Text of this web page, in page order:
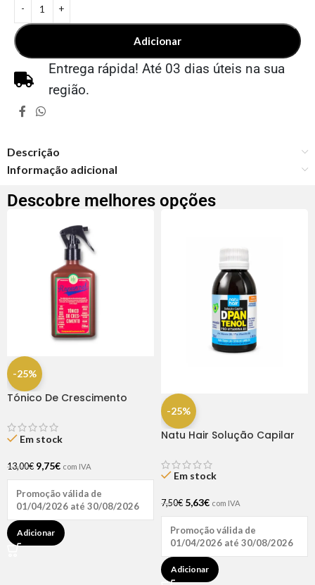
Adicionar
Entrega rápida! Até 03 dias úteis na sua
região.
Descrição
Informação adicional
Descobre melhores opções
-25%
Tónico De Crescimento
Em stock
13,00€ 9,75€ com IVA
Promoção válida de
01/04/2026 até 30/08/2026
Adicionar
-25%
Natu Hair Solução Capilar
Em stock
7,50€ 5,63€ com IVA
Promoção válida de
01/04/2026 até 30/08/2026
Adicionar